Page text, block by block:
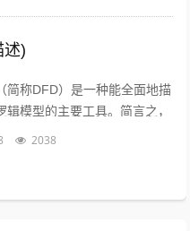
述)
简称DFD）是一种能全面地描
辑模型的主要工具。简言之，
方式来描述数据在系统流程中
2038